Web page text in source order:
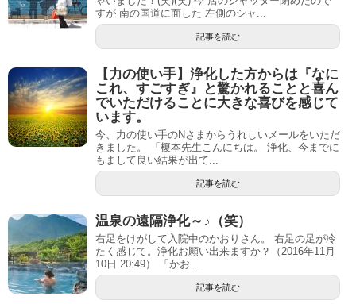
すが 南の国道に面した 左側のシャ...
記事を読む
【力の使い手】浄化した方からは『なに
これ、すごすぎ』と驚かれることと喜ん
でいただけることに大きな喜びを感じて
います。
今、力の使い手のNさまからうれしいメールをいただ
きました。 「榎本先生こんにちは。 浄化、今までに
もまして良い結果が出て...
記事を読む
温泉の遠隔浄化～♪（笑）
右足をけがして入院中のかおりさん。 右足の足が冷
たく感じて。浄化お願い出来ますか？（2016年11月
10日 20:49） 「かお...
記事を読む